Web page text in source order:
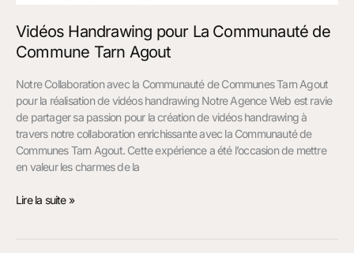
Vidéos Handrawing pour La Communauté de
Commune Tarn Agout
Notre Collaboration avec la Communauté de Communes Tarn Agout
pour la réalisation de vidéos handrawing Notre Agence Web est ravie
de partager sa passion pour la création de vidéos handrawing à
travers notre collaboration enrichissante avec la Communauté de
Communes Tarn Agout. Cette expérience a été l’occasion de mettre
en valeur les charmes de la
Lire la suite »